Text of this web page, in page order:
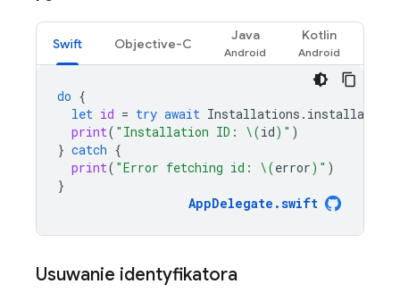
Swift Objective-C
Java Kotlin
do {
let id = try await Installations . installations
print( "Installation ID: \(id) " )
} catch {
print( "Error fetching id: \(error) " )
}
AppDelegate .swift
Usuwanie identyfikatora